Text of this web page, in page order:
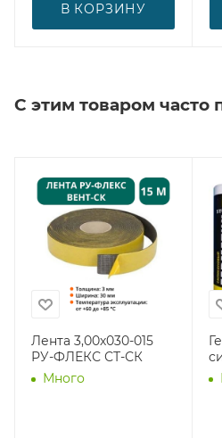
В КОРЗИНУ
С этим товаром часто
Лента 3,00х030-015
РУ-ФЛЕКС СТ-СК
Много